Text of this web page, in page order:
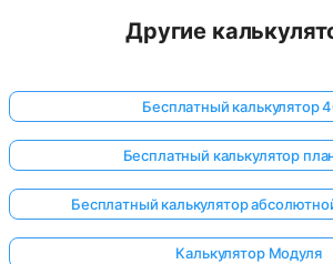
Другие
Бесплатный калькулятор
Бесплатный калькулятор
Бесплатный калькулятор
Калькулятор Модуля